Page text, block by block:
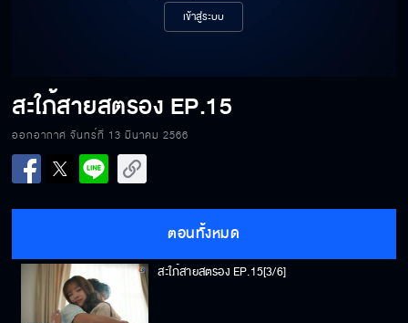
เข้าสู่ระบบ
สะใภ้สายสตรอง EP.15
ออกอากาศ จันทร์ที่ 13 มีนาคม 2566
ตอนทั้งหมด
สะใภ้สายสตรอง EP.15[1/6]
สะใภ้สายสตรอง EP.15[3/6]